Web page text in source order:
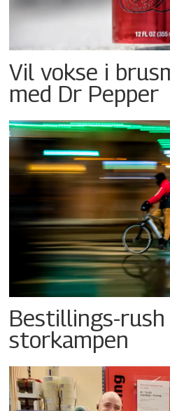
Vil vokse i
med Dr Pepper
Bestillings-
storkampen